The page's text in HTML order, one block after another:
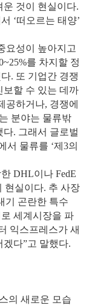
운 것이 현실이다.
‘떠오르는 태양’
요성이 높아지고
를 차지할 정
. 또 기업간 경쟁
보할 수 있는 데까
공하거나, 경쟁에
분야는 물류밖
. 그래서 글로벌
서 물류를 ‘제3의
DHL이나 FedE
현실이다. 추 사장
기 곤란한 특수
세계시장을 파
익스프레스가 새
다”고 말했다.
의 새로운 모습